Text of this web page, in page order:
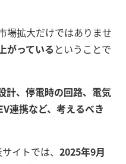
場拡大だけではありませ
がっている ということで
計、停電時の回路、電気
連携など、考えるべき
イトでは、 2025年9月